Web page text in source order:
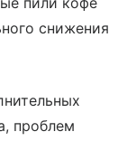
снижения
проблем